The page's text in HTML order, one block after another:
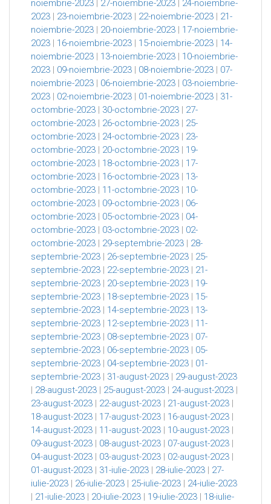
noiembrie-2023 27-noiembrie-2023
24-noiembrie-
2023 | 23-noiembrie-2023 | 22-noiembrie-2023 | 21-
noiembrie-2023 | 20-noiembrie-2023 | 17-noiembrie-
2023 | 16-noiembrie-2023 | 15-noiembrie-2023 | 14-
noiembrie-2023 | 13-noiembrie-2023 | 10-noiembrie-
2023 | 09-noiembrie-2023 | 08-noiembrie-2023 | 07-
noiembrie-2023 | 06-noiembrie-2023 | 03-noiembrie-
2023 | 02-noiembrie-2023 | 01-noiembrie-2023 | 31-
octombrie-2023 | 30-octombrie-2023 | 27-
octombrie-2023 | 26-octombrie-2023 | 25-
octombrie-2023 | 24-octombrie-2023 | 23-
octombrie-2023 | 20-octombrie-2023 | 19-
octombrie-2023 | 18-octombrie-2023 | 17-
octombrie-2023 | 16-octombrie-2023 | 13-
octombrie-2023 | 11-octombrie-2023 | 10-
octombrie-2023 | 09-octombrie-2023 | 06-
octombrie-2023 | 05-octombrie-2023 | 04-
octombrie-2023 | 03-octombrie-2023 | 02-
octombrie-2023 | 29-septembrie-2023 | 28-
septembrie-2023 | 26-septembrie-2023 | 25-
septembrie-2023 | 22-septembrie-2023 | 21-
septembrie-2023 | 20-septembrie-2023 | 19-
septembrie-2023 | 18-septembrie-2023 | 15-
septembrie-2023 | 14-septembrie-2023 | 13-
septembrie-2023 | 12-septembrie-2023 | 11-
septembrie-2023 | 08-septembrie-2023 | 07-
septembrie-2023 | 06-septembrie-2023 | 05-
septembrie-2023 | 04-septembrie-2023 | 01-
septembrie-2023 | 31-august-2023 | 29-august-2023
| 28-august-2023 | 25-august-2023 | 24-august-2023 |
23-august-2023 | 22-august-2023 | 21-august-2023 |
18-august-2023 | 17-august-2023 | 16-august-2023 |
14-august-2023 | 11-august-2023 | 10-august-2023 |
09-august-2023 | 08-august-2023 | 07-august-2023 |
04-august-2023 | 03-august-2023 | 02-august-2023 |
01-august-2023 | 31-iulie-2023 | 28-iulie-2023 | 27-
iulie-2023 | 26-iulie-2023 | 25-iulie-2023 | 24-iulie-2023
| 21-iulie-2023 | 20-iulie-2023 | 19-iulie-2023 | 18-iulie-